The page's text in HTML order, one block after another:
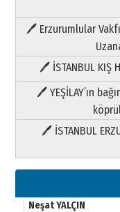
🖊 Erzurumlular
🖊 İSTANBUL KIŞ
🖊 YEŞİLAY’ın
🖊 İSTANBUL
Paranın Aile
03 Ağustos 2026 Pazartesi
Yıldırım
09 Temmuz
Yusuf
11 Mayıs
Neşat YALÇIN